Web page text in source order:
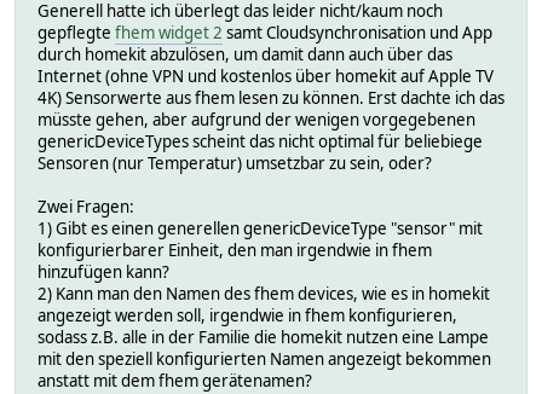
Generell hatte ich überlegt das leider nicht/kaum noch
gepflegte fhem widget 2 samt Cloudsynchronisation und App
durch homekit abzulösen, um damit dann auch über das
Internet (ohne VPN und kostenlos über homekit auf Apple TV
4K) Sensorwerte aus fhem lesen zu können. Erst dachte ich das
müsste gehen, aber aufgrund der wenigen vorgegebenen
genericDeviceTypes scheint das nicht optimal für beliebiege
Sensoren (nur Temperatur) umsetzbar zu sein, oder?
Zwei Fragen:
1) Gibt es einen generellen genericDeviceType "sensor" mit
konfigurierbarer Einheit, den man irgendwie in fhem
hinzufügen kann?
2) Kann man den Namen des fhem devices, wie es in homekit
angezeigt werden soll, irgendwie in fhem konfigurieren,
sodass z.B. alle in der Familie die homekit nutzen eine Lampe
mit den speziell konfigurierten Namen angezeigt bekommen
anstatt mit dem fhem gerätenamen?